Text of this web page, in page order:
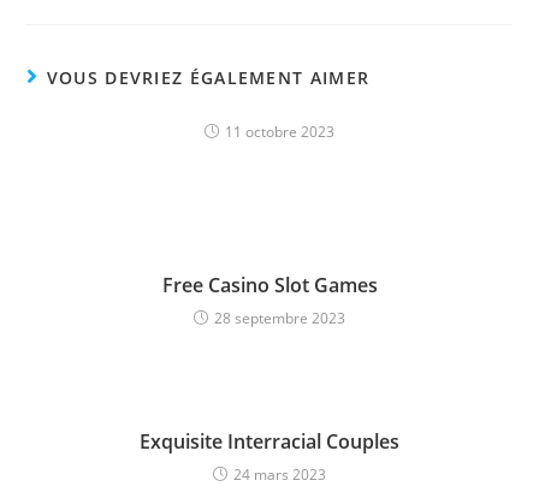
VOUS DEVRIEZ ÉGALEMENT AIMER
11 octobre 2023
Free Casino Slot Games
28 septembre 2023
Exquisite Interracial Couples
24 mars 2023